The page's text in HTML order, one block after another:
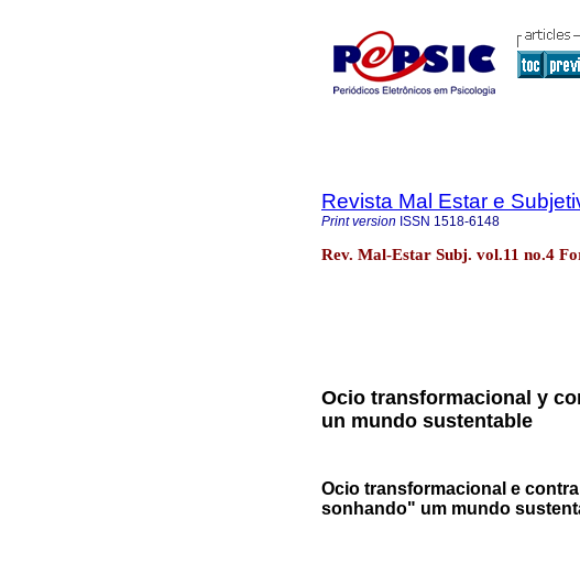
Revista Mal Estar e
Print version ISSN 1518-6148
Rev. Mal-Estar Subj. vol.11 no.4
Ocio transformacional y
un mundo sustentable
Ocio transformacional e
sonhando" um mundo